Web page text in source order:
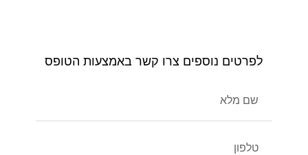
לפרטים נוספים צרו קשר באמצעות הטופס